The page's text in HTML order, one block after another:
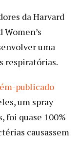
da Harvard
uma
respiratórias.
publicado
um spray
foi quase 100%
causassem